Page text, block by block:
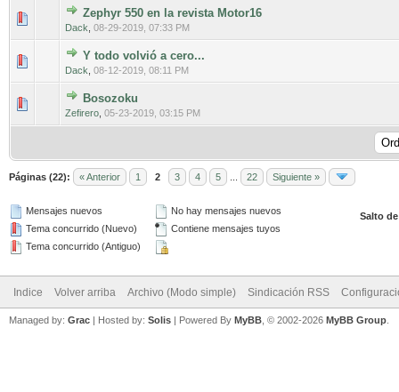
Zephyr 550 en la revista Motor16
Dack 08-29-2019, 07:33 PM
0 voto(s) - Media 0 de 5
12345
Y todo volvió a cero...
Dack 08-12-2019, 08:11 PM
1 voto(s) - Media 3 de 5
123
Bosozoku
Zefirero 05-23-2019, 03:15 PM
0 voto(s) - Media 0 de 5
Páginas (22): « Anterior 1 2 3 4 5 22 Siguiente »
Mensajes nuevos
Tema concurrido (Nuevo)
Tema concurrido (Antiguo)
No hay mensajes nuevos
Contiene mensajes tuyos
Salto
Indice Volver arriba Archivo (Modo simple) Sindicación RSS
Managed by: Grac | Hosted by: Solis | Powered By MyBB , © 2002-2026 MyBB Group